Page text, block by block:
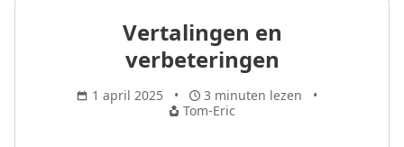
Vertalingen en
verbeteringen
1 april 2025
3 minuten lezen
Tom-Eric